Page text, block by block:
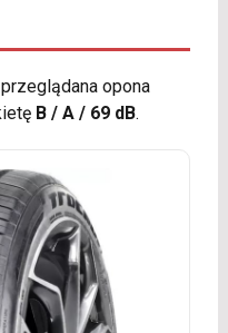
opona
B / A / 69 dB.